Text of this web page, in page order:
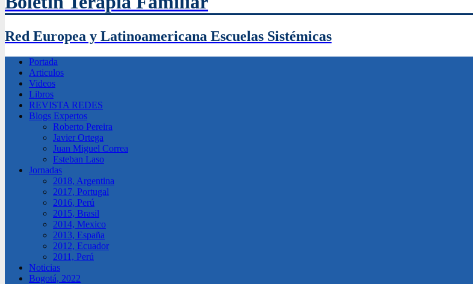
Red Europea y Latinoamericana Escuelas Sistémicas
Portada
Articulos
Videos
Libros
REVISTA REDES
Blogs Expertos
Roberto Pereira
Javier Ortega
Juan Miguel Correa
Esteban Laso
Jornadas
2018, Argentina
2017, Portugal
2016, Perú
2015, Brasil
2014, Mexico
2013, España
2012, Ecuador
2011, Perú
Noticias
Bogotá, 2022